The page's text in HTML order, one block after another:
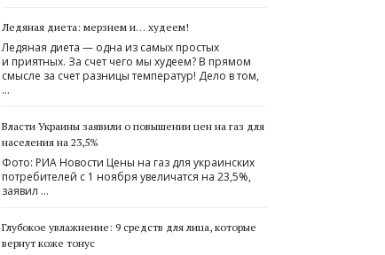
Ледяная диета: мерзнем и… худеем!
Ледяная диета — одна из самых простых
и приятных. За счет чего мы худеем? В прямом
смысле за счет разницы температур! Дело в том,
…
Власти Украины заявили о повышении цен на газ для
населения на 23,5%
Фото: РИА Новости Цены на газ для украинских
потребителей с 1 ноября увеличатся на 23,5%,
заявил …
Глубокое увлажнение: 9 средств для лица, которые
вернут коже тонус